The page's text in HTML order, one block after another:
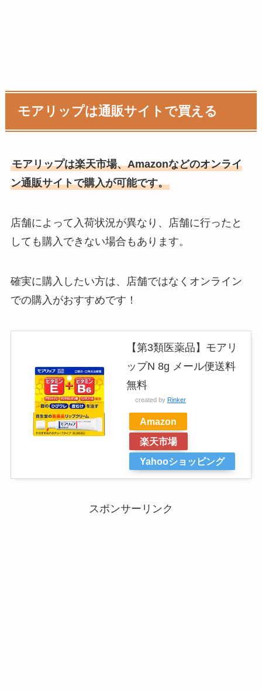
モアリップは通販サイトで買える
モアリップは楽天市場、Amazonなどのオンライ
ン通販サイトで購入が可能です。
店舗によって入荷状況が異なり、店舗に行ったと
しても購入できない場合もあります。
確実に購入したい方は、店舗ではなくオンライン
での購入がおすすめです！
【第3類医薬品】モアリ
ップN 8g メール便送料
無料
created by Rinker
Amazon
楽天市場
Yahooショッピング
スポンサーリンク